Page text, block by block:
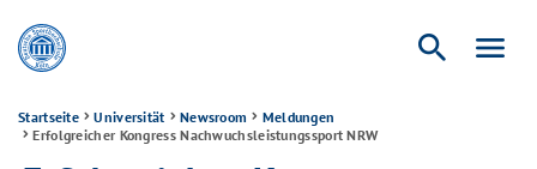
search menu
Startseite Universität Newsroom
Meldungen
Erfolgreicher Kongress Nachwuchsleistungssport NRW